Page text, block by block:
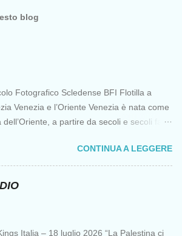
blog
Fotografico Scledense BFI Flotilla a
Venezia e l’Oriente Venezia è nata come
dell’Oriente, a partire da secoli e secoli fa ai
veneziane divennero preziose
i crociati diretti a Gerusalemme. Proprio
fornirono ai veneziani l’occasione per
CONTINUA A LEGGERE
Italia – 18 luglio 2026 “La Palestina ci